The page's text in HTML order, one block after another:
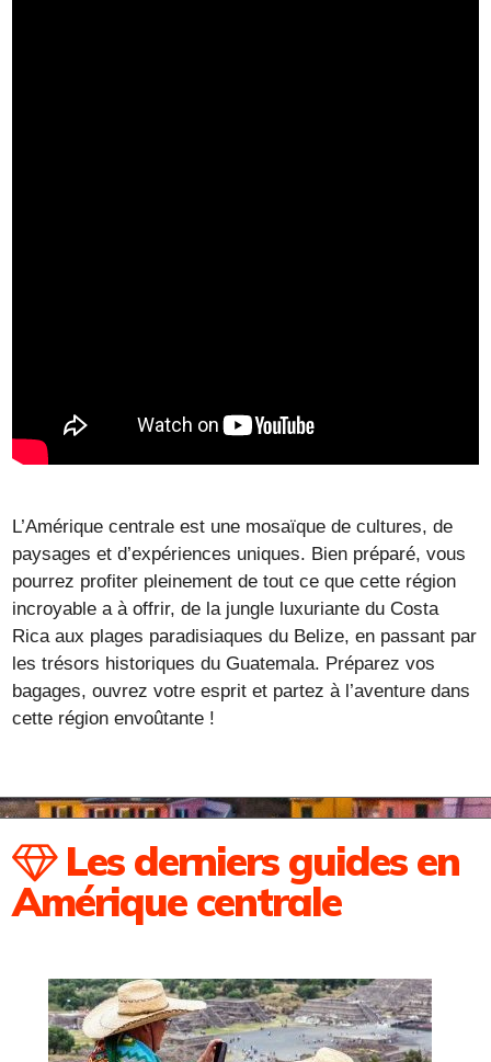
L’Amérique centrale est une mosaïque de cultures, de
paysages et d’expériences uniques. Bien préparé, vous
pourrez profiter pleinement de tout ce que cette région
incroyable a à offrir, de la jungle luxuriante du Costa
Rica aux plages paradisiaques du Belize, en passant par
les trésors historiques du Guatemala. Préparez vos
bagages, ouvrez votre esprit et partez à l’aventure dans
cette région envoûtante !
Les derniers guides en
Amérique centrale